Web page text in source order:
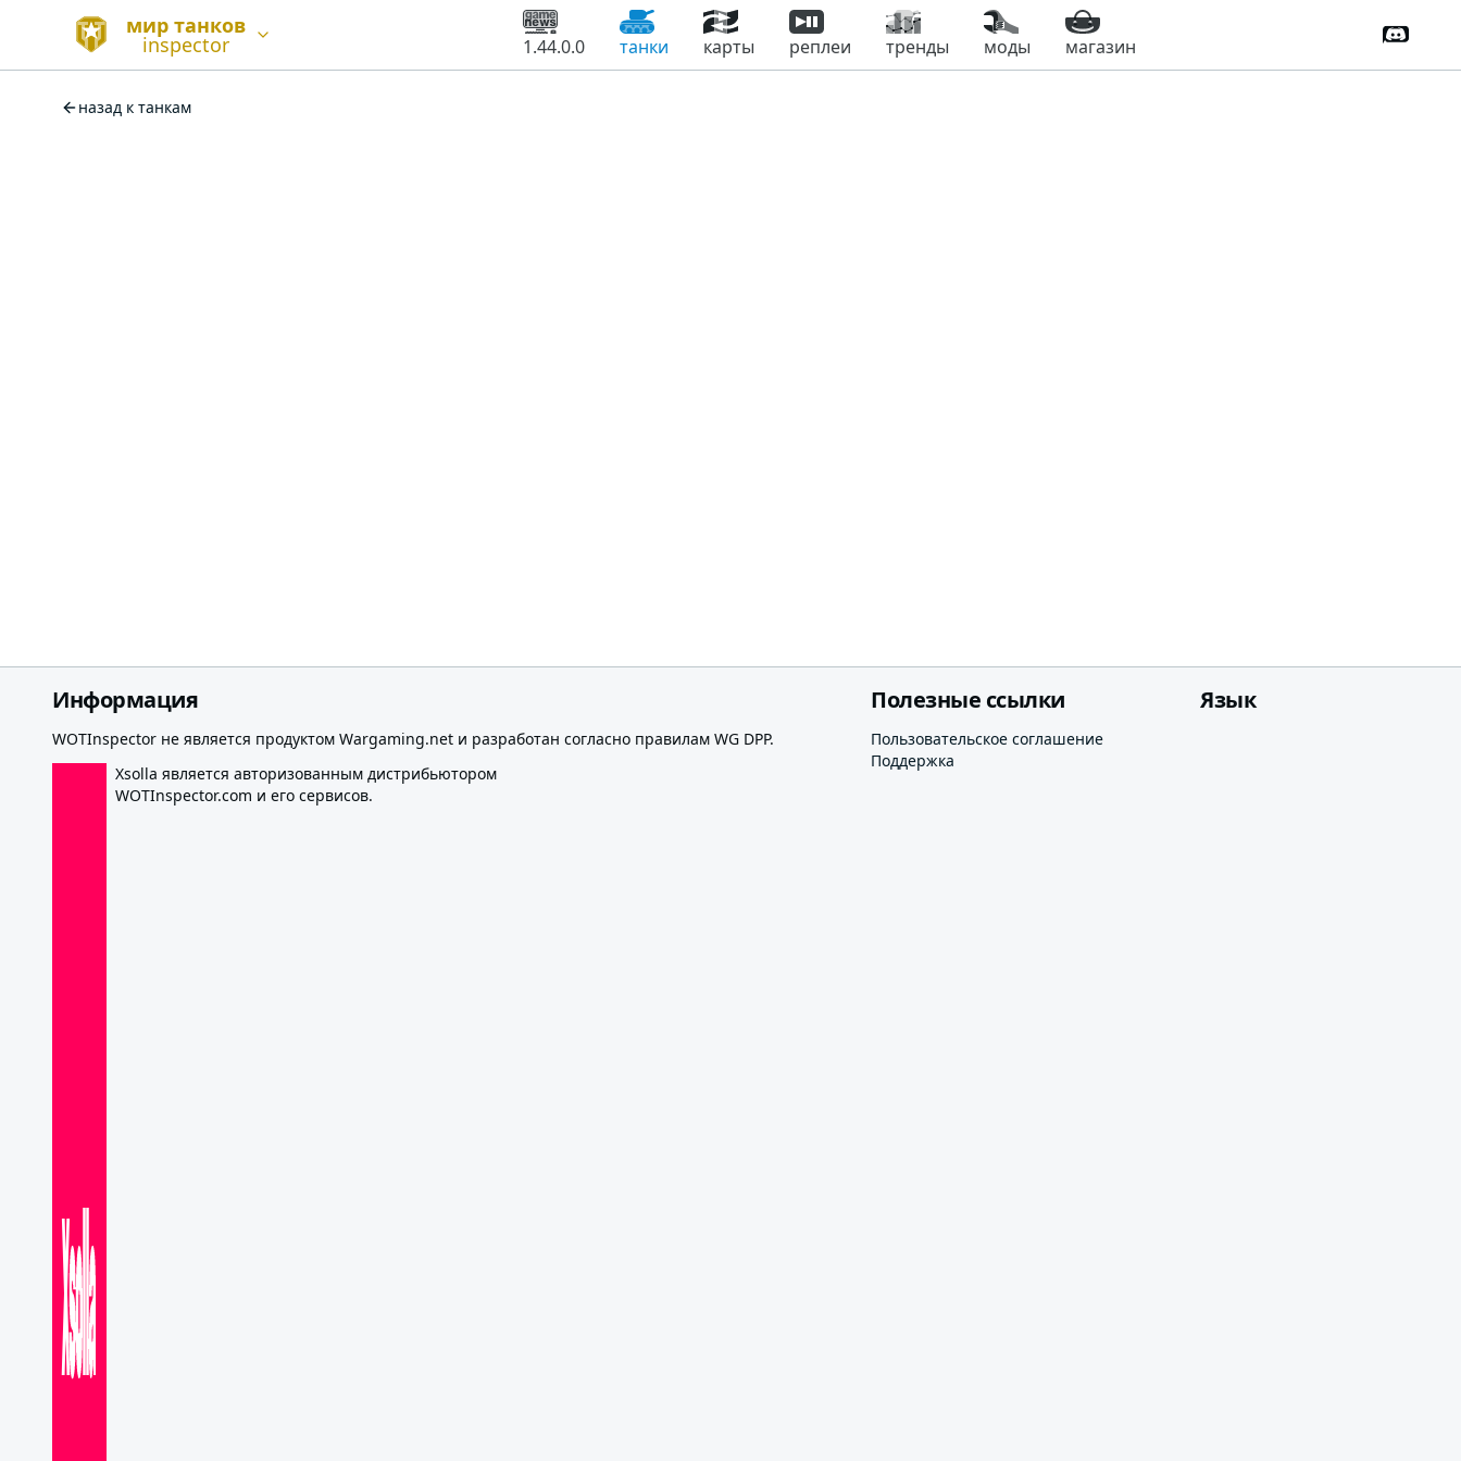
мир танков
inspector 1.44.0.0 танки карты реплеи тренды моды магазин
назад к танкам
Информация
WOTInspector не является продуктом Wargaming.net и разработан согласно правилам WG DPP.
Xsolla является авторизованным дистрибьютором
WOTInspector.com и его сервисов.
Полезные ссылки
Пользовательское соглашение
Поддержка
Язык